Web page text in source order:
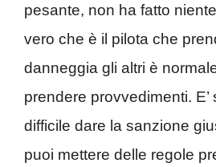
pesante, non ha fatto
vero che è il pilota che
danneggia gli altri è
prendere provvedimenti. E’
difficile dare la sanzione
puoi mettere delle regole